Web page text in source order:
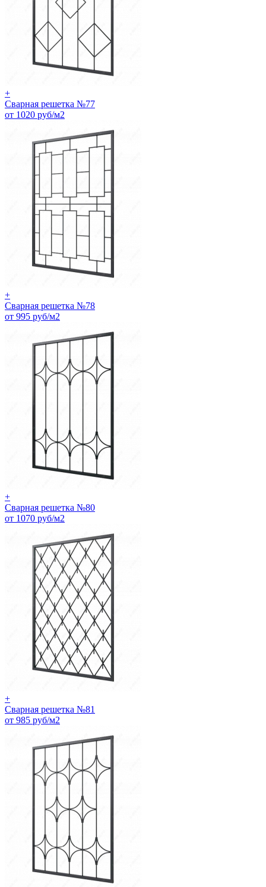
+
Сварная решетка №77
от 1020 руб/м2
+
Сварная решетка №78
от 995 руб/м2
+
Сварная решетка №80
от 1070 руб/м2
+
Сварная решетка №81
от 985 руб/м2